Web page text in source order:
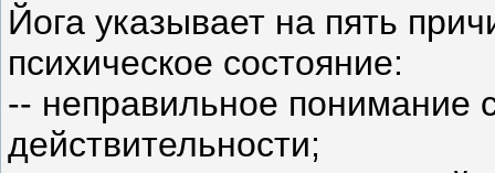
Йога указывает на пять
психическое состояние:
-- неправильное понимание
действительности;